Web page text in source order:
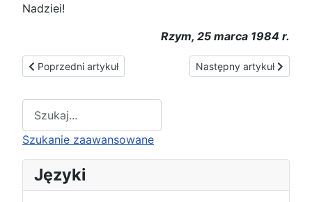
Nadziei!
Rzym, 25 marca 1984 r.
Poprzedni artykuł: Testament duchowy
Poprzedni artykuł Następny artykuł:
Następny artykuł
Type 2 or more characters for results.
Szukanie zaawansowane
Języki